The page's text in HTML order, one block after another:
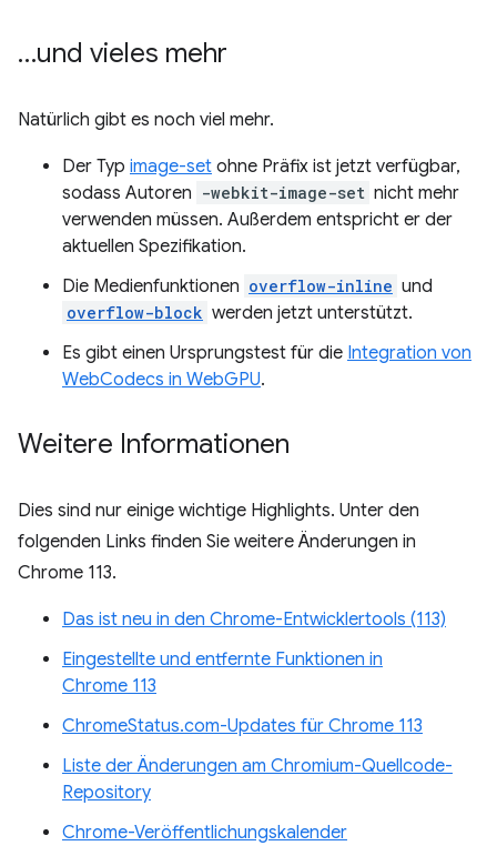
…und vieles mehr
Natürlich gibt es noch viel mehr.
Der Typ image-set ohne Präfix ist jetzt verfügbar,
sodass Autoren -webkit-image-set nicht mehr
verwenden müssen. Außerdem entspricht er der
aktuellen Spezifikation.
Die Medienfunktionen overflow-inline und
overflow-block werden jetzt unterstützt.
Es gibt einen Ursprungstest für die Integration von
WebCodecs in WebGPU.
Weitere Informationen
Dies sind nur einige wichtige Highlights. Unter den
folgenden Links finden Sie weitere Änderungen in
Chrome 113.
Das ist neu in den Chrome-Entwicklertools (113)
Eingestellte und entfernte Funktionen in
Chrome 113
ChromeStatus.com-Updates für Chrome 113
Liste der Änderungen am Chromium-Quellcode-
Repository
Chrome-Veröffentlichungskalender